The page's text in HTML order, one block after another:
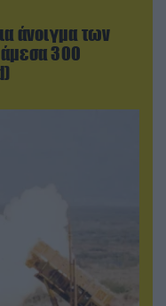
άνοιγμα των
άμεσα 300